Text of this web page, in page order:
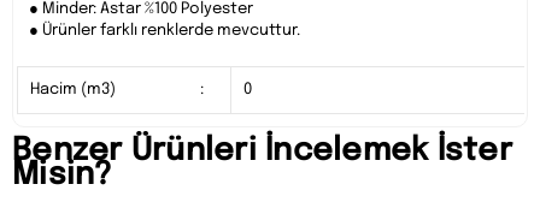
● Minder: Astar %100 Polyester
● Ürünler farklı renklerde mevcuttur.
Hacim (m3) : 0
Benzer Ürünleri İncelemek İster
Misin?